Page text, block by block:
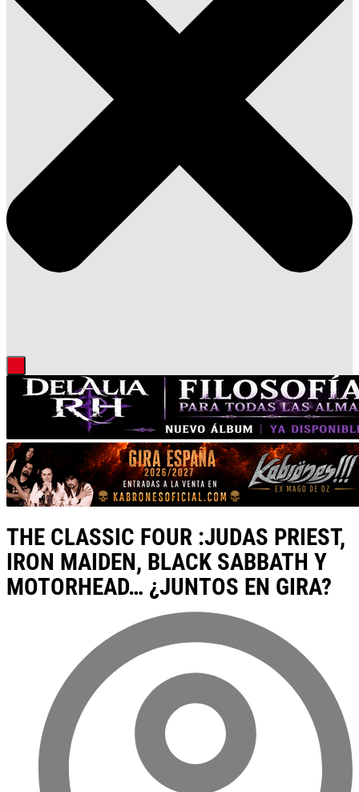
THE CLASSIC FOUR :JUDAS PRIEST,
IRON MAIDEN, BLACK SABBATH Y
MOTORHEAD… ¿JUNTOS EN GIRA?